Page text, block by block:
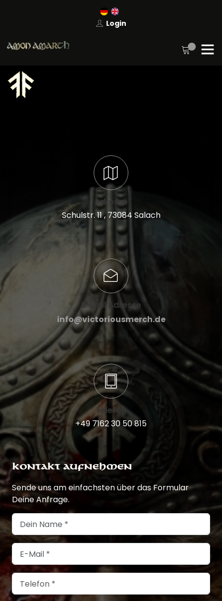
Login
Adresse
Schulstr. 11 , 73084 Salach
E-Mail Adresse
info@victoriousmerch.de
Telefon
+49 7162 30 50 815
KONTAKT AUFNEHMEN
Sende uns am einfachsten über das Formular
Deine Anfrage.